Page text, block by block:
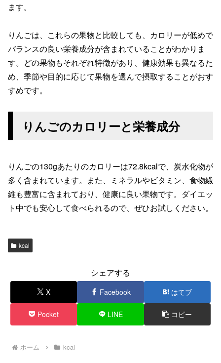
ます。
りんごは、これらの果物と比較しても、カロリーが低めで
バランスの良い栄養成分が含まれていることがわかりま
す。どの果物もそれぞれ特徴があり、健康効果も異なるた
め、季節や目的に応じて果物を選んで摂取することがおす
すめです。
りんごのカロリーと栄養成分
りんごの130gあたりのカロリーは72.8kcalで、炭水化物が
多く含まれています。また、ミネラルやビタミン、食物繊
維も豊富に含まれており、健康に良い果物です。ダイエッ
ト中でも安心して食べられるので、ぜひお試しください。
kcal
シェアする
X Facebook はてブ
Pocket LINE コピー
ホーム kcal